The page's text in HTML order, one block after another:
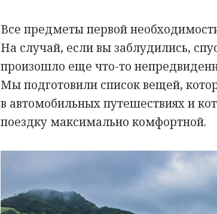
Все предметы первой
На случай, если вы заблудились,
произошло еще что-то
Мы подготовили список вещей,
в автомобильных путешествиях и
поездку максимально комфортной.